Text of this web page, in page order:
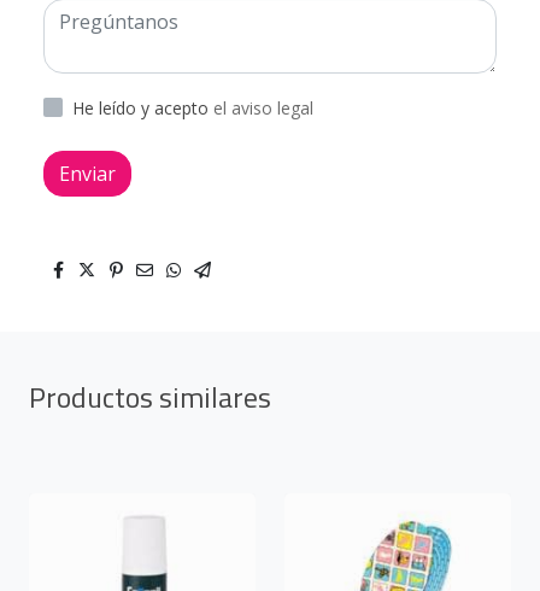
He leído y acepto el aviso legal
Enviar
Productos similares